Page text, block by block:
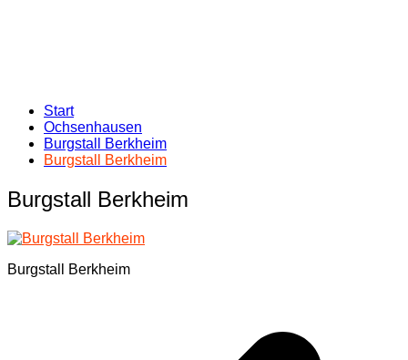
Start
Ochsenhausen
Burgstall Berkheim
Burgstall Berkheim
Burgstall Berkheim
Burgstall Berkheim